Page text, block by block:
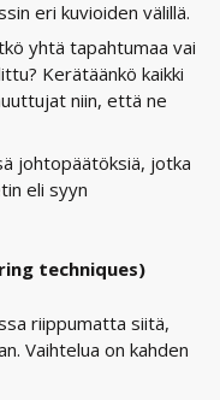
eri kuvioiden välillä.
yhtä tapahtumaa vai
Kerätäänkö kaikki
niin, että ne
johtopäätöksiä, jotka
eli syyn
techniques)
riippumatta siitä,
Vaihtelua on kahden